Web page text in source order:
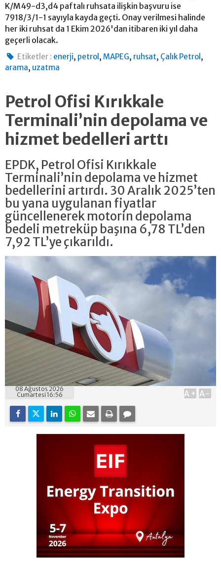
K/M49-d3,d4 paftalı ruhsata ilişkin başvuru ise
7918/3/1-1 sayıyla kayda geçti. Onay verilmesi halinde
her iki ruhsat da 1 Ekim 2026'dan itibaren iki yıl daha
geçerli olacak.
Etiketler : enerji, petrol ,MAPEG, ruhsat, Çalık Petrol ,
arama, uzatma
Petrol Ofisi Kırıkkale
Terminali’nin depolama ve
hizmet bedelleri arttı
EPDK, Petrol Ofisi Kırıkkale
Terminali’nin depolama ve hizmet
bedellerini artırdı. 30 Aralık 2025’ten
bu yana uygulanan fiyatlar
güncellenerek motorin depolama
bedeli metreküp başına 6,78 TL’den
7,92 TL’ye çıkarıldı.
08 Ağustos 2026
Cumartesi 16:56
A+ A-